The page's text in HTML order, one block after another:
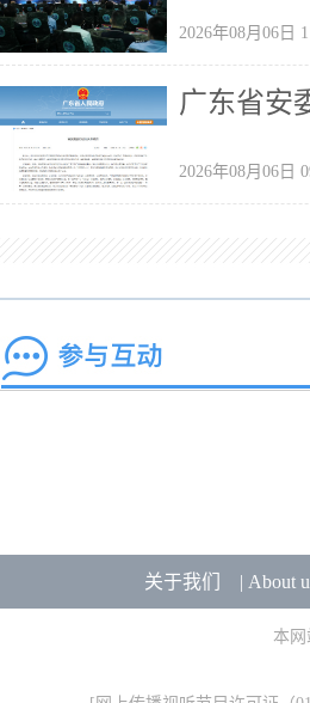
2026年08月06日
广东省安
2026年08月06日
关于我们 | About
本